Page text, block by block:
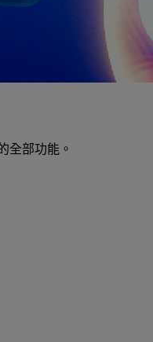
全部功能。